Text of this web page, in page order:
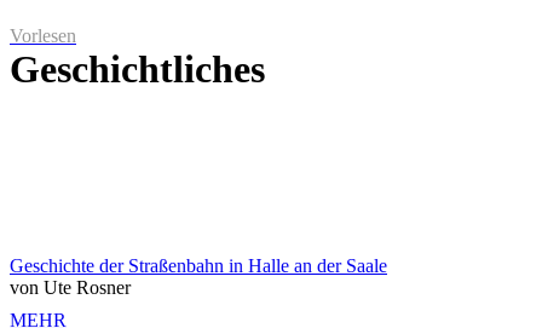
Vorlesen
Geschichtliches
Geschichte der Straßenbahn in Halle an der Saale
von Ute Rosner
MEHR